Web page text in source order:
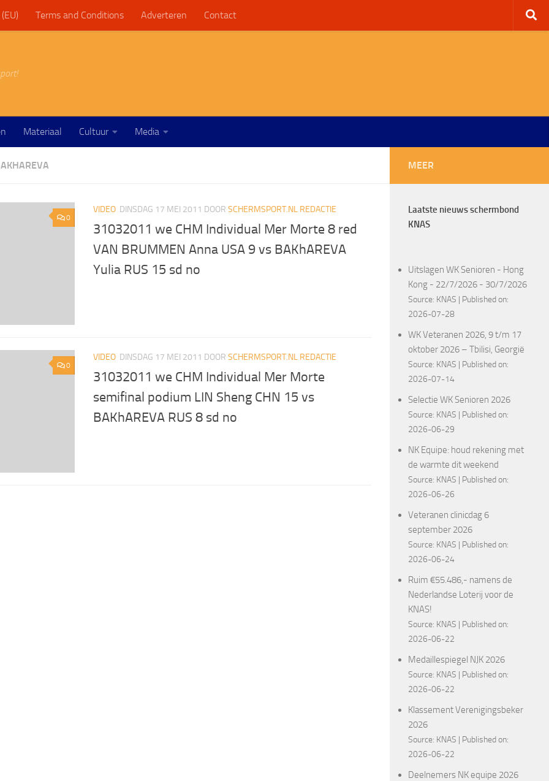
Terms and Conditions Adverteren Contact
Materiaal Cultuur Media
0
VIDEO DINSDAG 17 MEI 2011 DOOR SCHERMSPORT.NL REDACTIE
31032011 we CHM Individual Mer Morte 8 red
VAN BRUMMEN Anna USA 9 vs BAKhAREVA
Yulia RUS 15 sd no
0
VIDEO DINSDAG 17 MEI 2011 DOOR SCHERMSPORT.NL REDACTIE
31032011 we CHM Individual Mer Morte
semifinal podium LIN Sheng CHN 15 vs
BAKhAREVA RUS 8 sd no
MEER
Laatste nieuws schermbond
KNAS
Uitslagen WK Senioren - Hong
Kong - 22/7/2026 - 30/7/2026
Source: KNAS
Published on:
2026-07-28
WK Veteranen 2026, 9 t/m 17
oktober 2026 – Tbilisi, Georgië
Source: KNAS
Published on:
2026-07-14
Selectie WK Senioren 2026
Source: KNAS
Published on:
2026-06-29
NK Equipe: houd rekening met
de warmte dit weekend
Source: KNAS
Published on:
2026-06-26
Veteranen clinicdag 6
september 2026
Source: KNAS
Published on:
2026-06-24
Ruim €55.486,- namens de
Nederlandse Loterij voor de
KNAS!
Source: KNAS
Published on:
2026-06-22
Medaillespiegel NJK 2026
Source: KNAS
Published on:
2026-06-22
Klassement Verenigingsbeker
2026
Source: KNAS
Published on:
2026-06-22
Deelnemers NK equipe 2026